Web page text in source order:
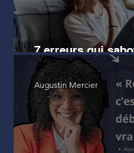
7 erreurs qui
motivation en droit
Augustin Mercier